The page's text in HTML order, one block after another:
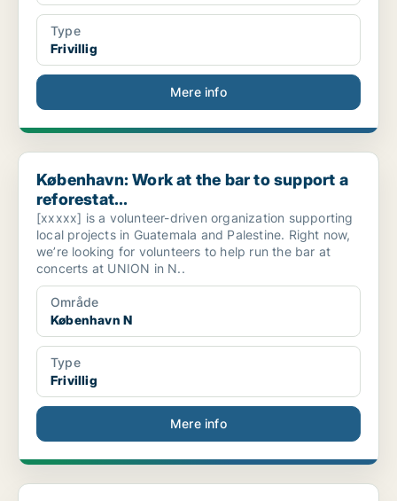
Type
Frivillig
Mere info
København: Work at the bar to support a reforestat...
København: Work at the bar to support a
reforestat...
[xxxxx] is a volunteer-driven organization supporting
local projects in Guatemala and Palestine. Right now,
we’re looking for volunteers to help run the bar at
concerts at UNION in N..
Område
København N
Type
Frivillig
Mere info
København N: Vil du gøre et barn glad? så vær med ...